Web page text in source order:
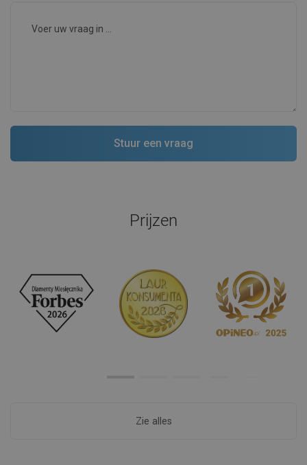
Prijzen
Zie alles